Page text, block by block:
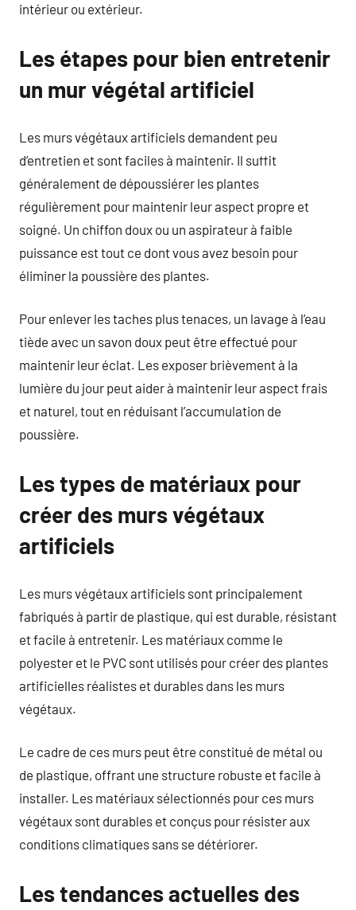
intérieur ou extérieur.
Les étapes pour bien entretenir
un mur végétal artificiel
Les murs végétaux artificiels demandent peu
d’entretien et sont faciles à maintenir. Il suffit
généralement de dépoussiérer les plantes
régulièrement pour maintenir leur aspect propre et
soigné. Un chiffon doux ou un aspirateur à faible
puissance est tout ce dont vous avez besoin pour
éliminer la poussière des plantes.
Pour enlever les taches plus tenaces, un lavage à l’eau
tiède avec un savon doux peut être effectué pour
maintenir leur éclat. Les exposer brièvement à la
lumière du jour peut aider à maintenir leur aspect frais
et naturel, tout en réduisant l’accumulation de
poussière.
Les types de matériaux pour
créer des murs végétaux
artificiels
Les murs végétaux artificiels sont principalement
fabriqués à partir de plastique, qui est durable, résistant
et facile à entretenir. Les matériaux comme le
polyester et le PVC sont utilisés pour créer des plantes
artificielles réalistes et durables dans les murs
végétaux.
Le cadre de ces murs peut être constitué de métal ou
de plastique, offrant une structure robuste et facile à
installer. Les matériaux sélectionnés pour ces murs
végétaux sont durables et conçus pour résister aux
conditions climatiques sans se détériorer.
Les tendances actuelles des